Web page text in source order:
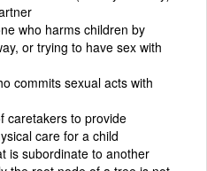
who harms children by
or trying to have sex with
commits sexual acts with
caretakers to provide
care for a child
is subordinate to another